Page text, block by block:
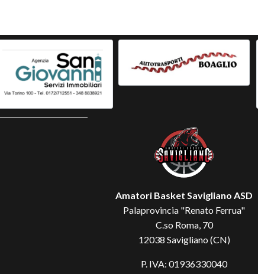
Amatori Basket Savigliano ASD
Palaprovincia "Renato Ferrua"
C.so Roma, 70
12038 Savigliano (CN)
P. IVA: 01936330040